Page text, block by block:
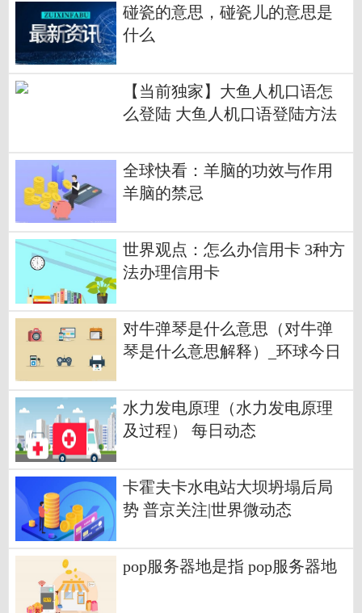
碰瓷的意思，碰瓷儿的意思是
什么
【当前独家】大鱼人机口语怎
么登陆 大鱼人机口语登陆方法
全球快看：羊脑的功效与作用
羊脑的禁忌
世界观点：怎么办信用卡 3种方
法办理信用卡
对牛弹琴是什么意思（对牛弹
琴是什么意思解释）_环球今日
水力发电原理（水力发电原理
及过程） 每日动态
卡霍夫卡水电站大坝坍塌后局
势 普京关注|世界微动态
pop服务器地是指 pop服务器地